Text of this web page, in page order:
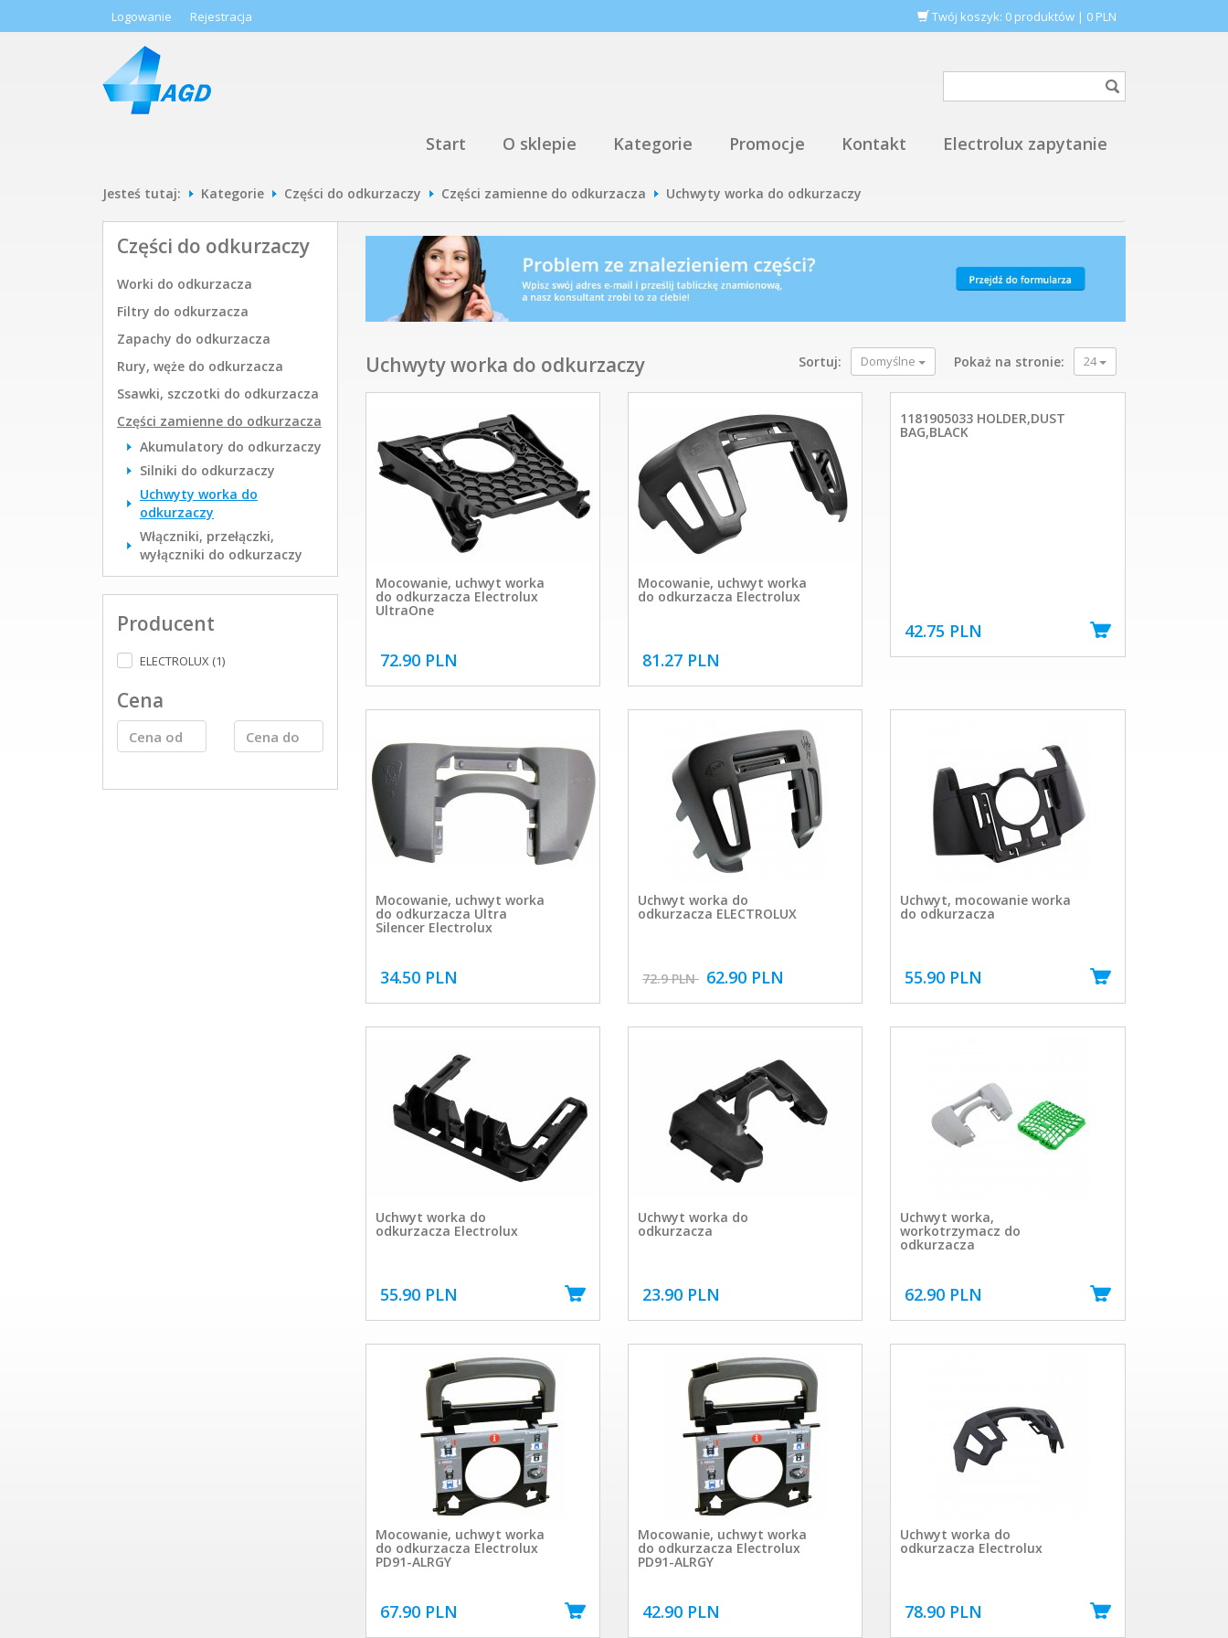
Logowanie Rejestracja Twój koszyk: 0 produktów | 0 PLN
Start O sklepie Kategorie Promocje Kontakt Electrolux zapytanie
Jesteś tutaj: Kategorie Części do odkurzaczy Części zamienne do odkurzacza Uchwyty worka do odkurzaczy
Części do odkurzaczy
Worki do odkurzacza
Filtry do odkurzacza
Zapachy do odkurzacza
Rury, węże do odkurzacza
Ssawki, szczotki do odkurzacza
Części zamienne do odkurzacza
Akumulatory do odkurzaczy
Silniki do odkurzaczy
Uchwyty worka do
odkurzaczy
Włączniki, przełączki,
wyłączniki do odkurzaczy
Producent
ELECTROLUX (1)
Cena
Uchwyty worka do odkurzaczy Sortuj: Domyślne Pokaż na stronie: 24
Mocowanie, uchwyt worka
do odkurzacza Electrolux
UltraOne
72.90 PLN
Mocowanie, uchwyt worka
do odkurzacza Electrolux
81.27 PLN
1181905033 HOLDER,DUST
BAG,BLACK
42.75 PLN
Mocowanie, uchwyt worka
do odkurzacza Ultra
Silencer Electrolux
34.50 PLN
Uchwyt worka do
odkurzacza ELECTROLUX
72.9 PLN 62.90 PLN
Uchwyt, mocowanie worka
do odkurzacza
55.90 PLN
Uchwyt worka do
odkurzacza Electrolux
55.90 PLN
Uchwyt worka do
odkurzacza
23.90 PLN
Uchwyt worka,
workotrzymacz do
odkurzacza
62.90 PLN
Mocowanie, uchwyt worka
do odkurzacza Electrolux
PD91-ALRGY
67.90 PLN
Mocowanie, uchwyt worka
do odkurzacza Electrolux
PD91-ALRGY
42.90 PLN
Uchwyt worka do
odkurzacza Electrolux
78.90 PLN